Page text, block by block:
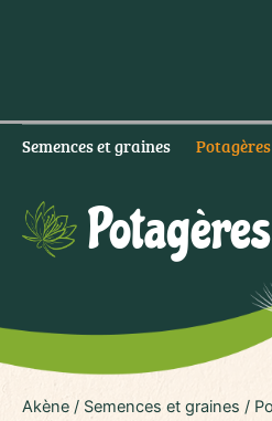
Semences et graines Potagères
Potagères
Akène / Semences et graines /